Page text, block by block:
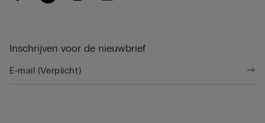
Inschrijven voor de nieuwbrief